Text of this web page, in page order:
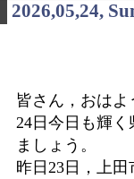
2026,05,24,
皆さん，おは
24日今日も輝
ましょう。
昨日23日，上